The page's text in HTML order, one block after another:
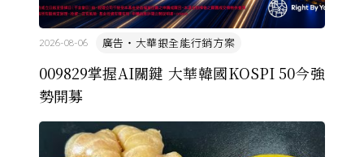
009829掌握AI關鍵 大華韓國KOSPI 50今強
勢開募
廣告・大華銀全能行銷方案
2026-08-06